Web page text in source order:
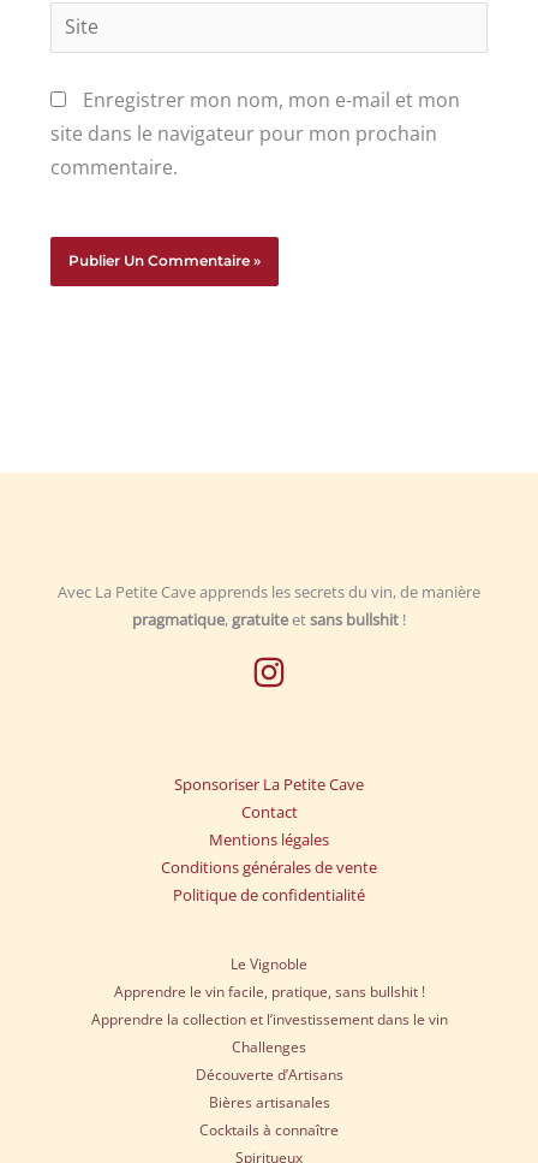
Site
Enregistrer mon nom, mon e-mail et mon
site dans le navigateur pour mon prochain
commentaire.
Avec La Petite Cave apprends les secrets du vin, de manière
pragmatique,gratuiteetsans bullshit !
Sponsoriser La Petite Cave
Contact
Mentions légales
Conditions générales de vente
Politique de confidentialité
Le Vignoble
Apprendre le vin facile, pratique, sans bullshit !
Apprendre la collection et l’investissement dans le vin
Challenges
Découverte d’Artisans
Bières artisanales
Cocktails à connaître
Spiritueux